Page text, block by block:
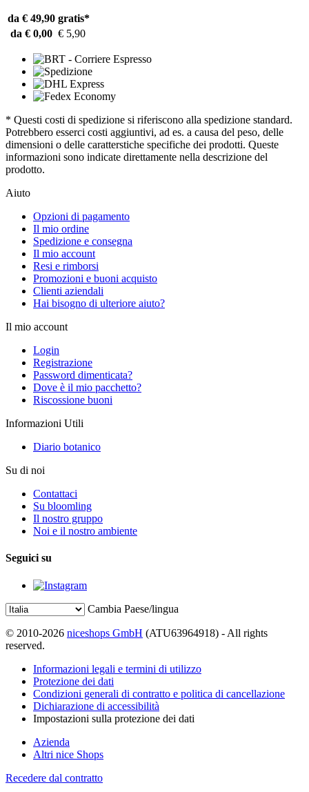
da € 49,90 gratis*
da € 0,00 € 5,90
* Questi costi di spedizione si riferiscono alla spedizione standard.
Potrebbero esserci costi aggiuntivi, ad es. a causa del peso, delle
dimensioni o delle caratterstiche specifiche dei prodotti. Queste
informazioni sono indicate direttamente nella descrizione del
prodotto.
Aiuto
Opzioni di pagamento
Il mio ordine
Spedizione e consegna
Il mio account
Resi e rimborsi
Promozioni e buoni acquisto
Clienti aziendali
Hai bisogno di ulteriore aiuto?
Il mio account
Login
Registrazione
Password dimenticata?
Dove è il mio pacchetto?
Riscossione buoni
Informazioni Utili
Diario botanico
Su di noi
Contattaci
Su bloomling
Il nostro gruppo
Noi e il nostro ambiente
Seguici su
Cambia Paese/lingua
© 2010-2026 niceshops GmbH (ATU63964918) - All rights
reserved.
Informazioni legali e termini di utilizzo
Protezione dei dati
Condizioni generali di contratto e politica di cancellazione
Dichiarazione di accessibilità
Impostazioni sulla protezione dei dati
Azienda
Altri nice Shops
Recedere dal contratto